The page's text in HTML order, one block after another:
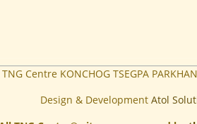
TNG Centre KONCHOG TSEGPA
Design & Development Atol